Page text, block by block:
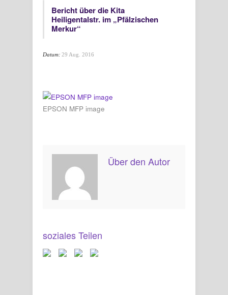
Bericht über die Kita
Heiligentalstr. im „Pfälzischen
Merkur“
Datum: 29 Aug. 2016
EPSON MFP image
Über den Autor
soziales Teilen